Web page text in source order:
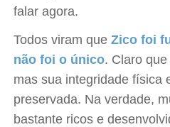
falar agora.
Todos viram queZico foi
não foi o único. Claro
mas sua integridade física
preservada. Na verdade,
bastante ricos e